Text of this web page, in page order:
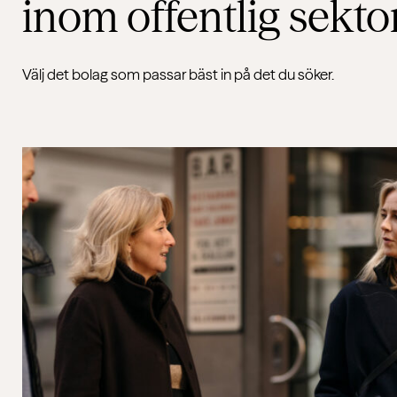
inomoffentlig
Välj det bolag som passar bäst in på det du söker.